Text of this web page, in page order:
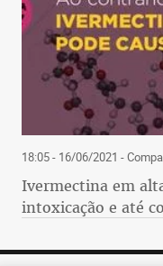
saber, dizer
18:05 - 16/06/2021 -
Ivermectina em
intoxicação e até